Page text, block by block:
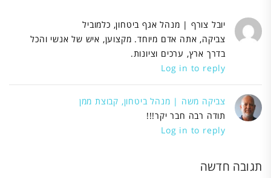
יובל צורף | מנהל אגף ביטחון, כלמוביל
צביקה, אתה אדם מיוחד. מקצוען, איש של אנשי והכל
בדרך ארץ, ערכים וציונות.
Log in to reply
צביקה משה | מנהל ביטחון, קבוצת ממן
תודה רבה חבר יקר!!!
Log in to reply
תגובה חדשה